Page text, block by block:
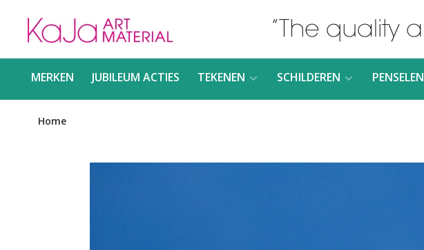
MERKEN JUBILEUM ACTIES TEKENEN SCHILDEREN PENSELEN
Home